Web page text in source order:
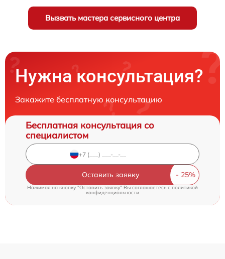
Вызвать мастера сервисного центра
Нужна консультация?
Закажите бесплатную консультацию
Бесплатная консультация со
специалистом
Оставить заявку
Нажимая на кнопку "Оставить заявку" Вы соглашаетесь c политикой
конфиденциальности